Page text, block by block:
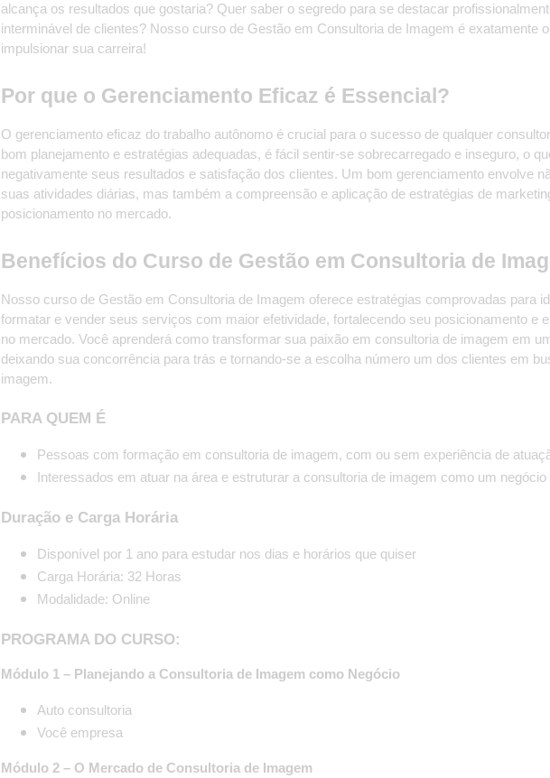
alcança os resultados que gostaria? Quer saber o segredo para se destacar
interminável de clientes? Nosso curso de Gestão em Consultoria de Imagem é exatamente
impulsionar sua carreira!
Por que o Gerenciamento Eficaz é Essencial?
O gerenciamento eficaz do trabalho autônomo é crucial para o sucesso de qualquer
bom planejamento e estratégias adequadas, é fácil sentir-se sobrecarregado e inseguro, o
negativamente seus resultados e satisfação dos clientes. Um bom gerenciamento envolve
suas atividades diárias, mas também a compreensão e aplicação de estratégias de
posicionamento no mercado.
Benefícios do Curso de Gestão em Consultoria de
Nosso curso de Gestão em Consultoria de Imagem oferece estratégias comprovadas para
formatar e vender seus serviços com maior efetividade, fortalecendo seu posicionamento e
no mercado. Você aprenderá como transformar sua paixão em consultoria de imagem em
deixando sua concorrência para trás e tornando-se a escolha número um dos clientes em
imagem.
PARA QUEM É
Pessoas com formação em consultoria de imagem, com ou sem experiência de
Interessados em atuar na área e estruturar a consultoria de imagem como um negócio
Duração e Carga Horária
Disponível por 1 ano para estudar nos dias e horários que quiser
Carga Horária: 32 Horas
Modalidade: Online
PROGRAMA DO CURSO:
Módulo 1 – Planejando a Consultoria de Imagem como Negócio
Auto consultoria
Você empresa
Módulo 2 – O Mercado de Consultoria de Imagem